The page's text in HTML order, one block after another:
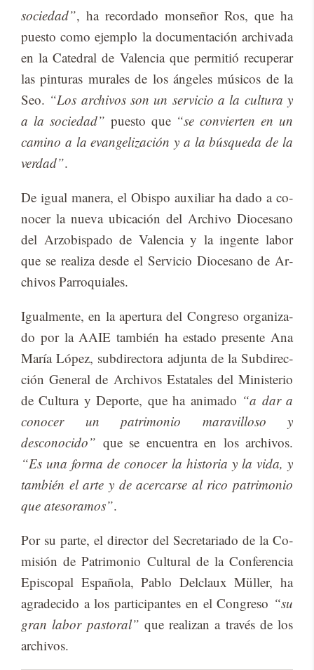
sociedad”, ha re­cor­da­do mon­se­ñor Ros, que ha
pues­to como ejem­plo la do­cu­men­ta­ción ar­chi­va­da
en la Ca­te­dral de Va­len­cia que per­mi­tió re­cu­pe­rar
las pin­tu­ras mu­ra­les de los án­ge­les mú­si­cos de la
Seo. “Los archivos son un servicio a la cultura y
a la sociedad” pues­to que “se convierten en un
camino a la evangelización y a la búsqueda de la
verdad”.
De igual ma­ne­ra, el Obis­po au­xi­liar ha dado a co­
no­cer la nue­va ubi­ca­ción del Ar­chi­vo Dio­ce­sano
del Ar­zo­bis­pa­do de Va­len­cia y la in­gen­te la­bor
que se rea­li­za des­de el Ser­vi­cio Dio­ce­sano de Ar­
chi­vos Pa­rro­quia­les.
Igual­men­te, en la aper­tu­ra del Con­gre­so or­ga­ni­za­
do por la AAIE tam­bién ha es­ta­do pre­sen­te Ana
Ma­ría Ló­pez, sub­di­rec­to­ra ad­jun­ta de la Sub­di­rec­
ción Ge­ne­ral de Ar­chi­vos Es­ta­ta­les del Mi­nis­te­rio
de Cul­tu­ra y De­por­te, que ha ani­ma­do “a dar a
conocer un patrimonio maravilloso y
desconocido” que se en­cuen­tra en los ar­chi­vos.
“Es una forma de conocer la historia y la vida, y
también el arte y de acercarse al rico patrimonio
que atesoramos”.
Por su par­te, el di­rec­tor del Se­cre­ta­ria­do de la Co­
mi­sión de Pa­tri­mo­nio Cul­tu­ral de la Con­fe­ren­cia
Epis­co­pal Es­pa­ño­la, Pa­blo Del­claux Mü­ller, ha
agra­de­ci­do a los par­ti­ci­pan­tes en el Con­gre­so “su
gran labor pastoral” que rea­li­zan a tra­vés de los
ar­chi­vos.